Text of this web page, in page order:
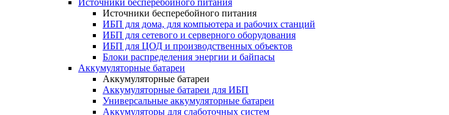
Источники бесперебойного питания
Источники бесперебойного питания
ИБП для дома, для компьютера и рабочих станций
ИБП для сетевого и серверного оборудования
ИБП для ЦОД и производственных объектов
Блоки распределения энергии и байпасы
Аккумуляторные батареи
Аккумуляторные батареи
Аккумуляторные батареи для ИБП
Универсальные аккумуляторные батареи
Аккумуляторы для слаботочных систем